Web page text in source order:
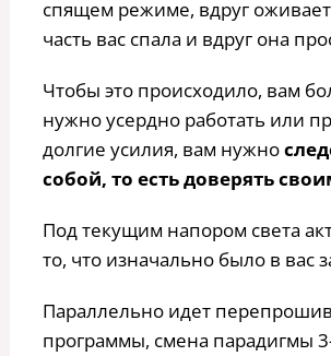
спящем режиме, вдруг
часть вас спала и вдруг она
Чтобы это происходило, вам
нужно усердно работать или
долгие усилия, вам нужно
собой, то есть доверять
Под текущим напором света
то, что изначально было в вас
Параллельно идет
программы, смена парадигмы